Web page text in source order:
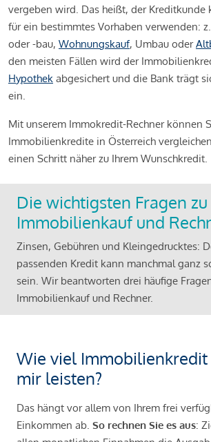
vergeben wird. Das heißt, der Kreditkunde
für ein bestimmtes Vorhaben verwenden:
oder -bau, Wohnungskauf, Umbau oder
den meisten Fällen wird der
Hypothek abgesichert und die Bank trägt
ein.
Mit unserem Immokredit-Rechner können
Immobilienkredite in Österreich
einen Schritt näher zu Ihrem Wunschkredit.
Die wichtigsten Fragen zu
Immobilienkauf und
Zinsen, Gebühren und Kleingedrucktes:
passenden Kredit kann manchmal ganz
sein. Wir beantworten drei häufige
Immobilienkauf und Rechner.
Wie viel Immobilienkredit
mir leisten?
Das hängt vor allem von Ihrem frei
Einkommen ab. So rechnen Sie es aus: